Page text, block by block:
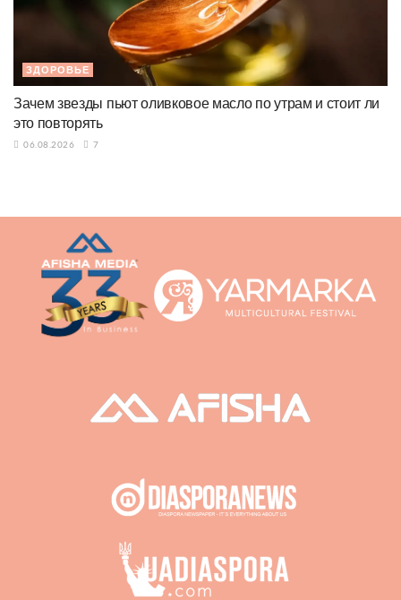
ЗДОРОВЬЕ
Зачем звезды пьют оливковое масло по утрам и стоит ли
это повторять
06.08.2026 7